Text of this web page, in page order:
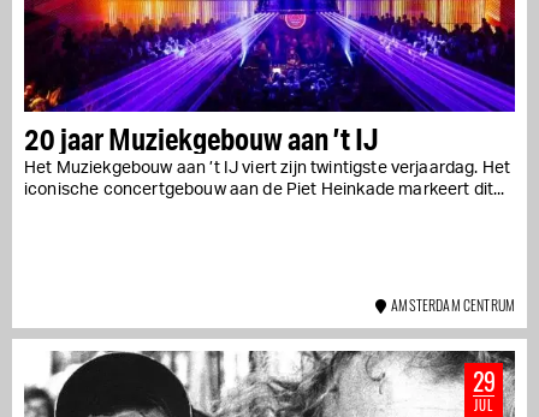
20 jaar Muziekgebouw aan ’t IJ
Het Muziekgebouw aan ’t IJ viert zijn twintigste verjaardag. Het
iconische concertgebouw aan de Piet Heinkade markeert dit...
AMSTERDAM CENTRUM
29
JUL